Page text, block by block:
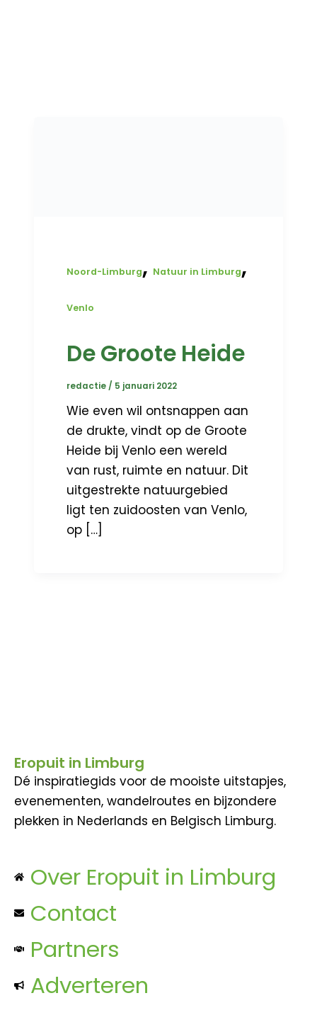
Noord-Limburg, Natuur in Limburg,
Venlo
De Groote Heide
redactie/ 5 januari 2022
Wie even wil ontsnappen aan
de drukte, vindt op de Groote
Heide bij Venlo een wereld
van rust, ruimte en natuur. Dit
uitgestrekte natuurgebied
ligt ten zuidoosten van Venlo,
op […]
Eropuit in Limburg
Dé inspiratiegids voor de mooiste uitstapjes,
evenementen, wandelroutes en bijzondere
plekken in Nederlands en Belgisch Limburg.
Over Eropuit in Limburg
Contact
Partners
Adverteren